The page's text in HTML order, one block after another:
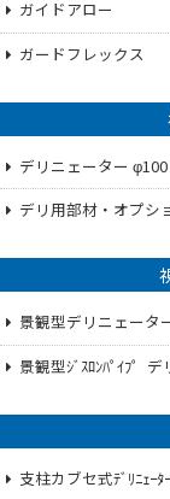
ガイドアロー
ガードフレックス
デリニェーター φ100
デリ用部材・オプシ
景観型デリニェータ
景観型ｼﾞｽﾛﾝﾊﾟｲﾌ゜
支柱カブセ式ﾃﾞﾘﾆｪｰﾀ